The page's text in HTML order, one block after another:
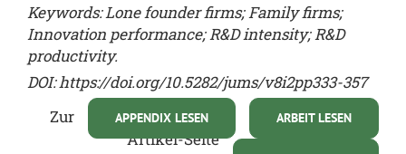
Keywords: Lone founder firms; Family firms;
Innovation performance; R&D intensity; R&D
productivity.
DOI:https://doi.org/10.5282/jums/v8i2pp333-357
ARBEIT LESEN
APPENDIX LESEN
Zur
Artikel-Seite